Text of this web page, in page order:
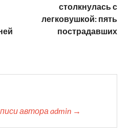
столкнулась с
легковушкой: пять
пострадавших
автора admin →